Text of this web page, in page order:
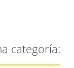
categoría: